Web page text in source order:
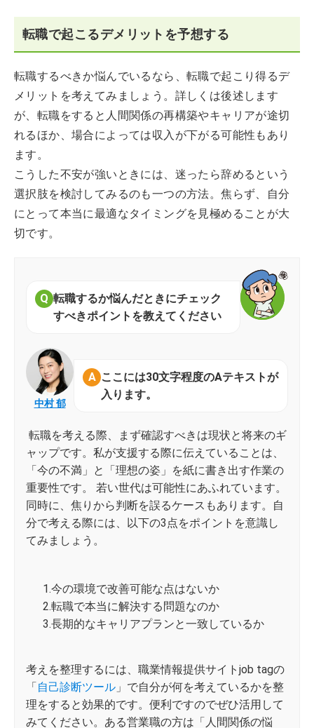
転職で起こるデメリットを予想する
転職するべきか悩んでいるなら、転職で起こり得るデ
メリットを考えてみましょう。詳しくは後述します
が、転職をすると人間関係の再構築やキャリアが途切
れるほか、場合によっては収入が下がる可能性もあり
ます。
こうした不安が強いときには、迷ったら辞めるという
選択肢を検討してみるのも一つの方法。焦らず、自分
にとって本当に最適なタイミングを見極めることが大
切です。
転職するか悩んだときにチェック
すべきポイントを教えてください
中村 郁
ここには30文字程度のAテキストが
入ります。
転職を考える際、まず確認すべきは現状と将来のギ
ャップです。私が支援する際に伝えていることは、
「今の不満」と「理想の姿」を紙に書き出す作業の
重要性です。 若い世代は可能性にあふれています。
同時に、焦りから判断を誤るケースもあります。自
分で考える際には、以下の3点をポイントを意識し
てみましょう。
1.今の環境で改善可能な点はないか
2.転職で本当に解決する問題なのか
3.長期的なキャリアプランと一致しているか
考えを整理するには、職業情報提供サイトjob tagの
「自己診断ツール 」で自分が何を考えているかを整
理をすると効果的です。便利ですのでぜひ活用して
みてください。ある営業職の方は「人間関係の悩